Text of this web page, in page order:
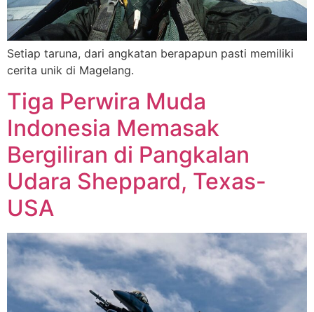
Setiap taruna, dari angkatan berapapun pasti memiliki
cerita unik di Magelang.
Tiga Perwira Muda
Indonesia Memasak
Bergiliran di Pangkalan
Udara Sheppard, Texas-
USA